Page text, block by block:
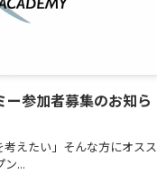
ー参加者募集のお知ら
考えたい」そんな方にオスス
ン...